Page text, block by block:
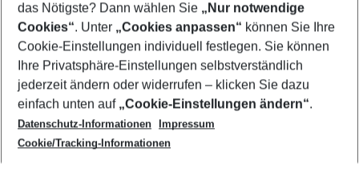
Footer
Footer navigation
Über uns
AGB
Cookie-Einstellungen ändern
Cookie-Richtlinie
Datenschutz
Service & Hilfe
Barrierefreies Reisen
Check-in
Folgen Sie uns
das Nötigste? Dann wählen Sie „Nur notwendige
Cookies“. Unter „Cookies anpassen“ können Sie Ihre
Cookie-Einstellungen individuell festlegen. Sie können
Ihre Privatsphäre-Einstellungen selbstverständlich
jederzeit ändern oder widerrufen – klicken Sie dazu
einfach unten auf „Cookie-Einstellungen ändern“.
Datenschutz-Informationen
Impressum
Cookie/Tracking-Informationen